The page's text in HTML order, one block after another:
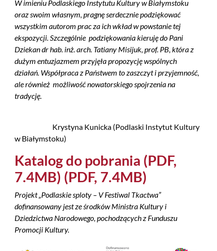
W imieniu Podlaskiego Instytutu Kultury w Białymstoku
oraz swoim własnym, pragnę serdecznie podziękować
wszystkim autorom prac za ich wkład w powstanie tej
ekspozycji. Szczególnie podziękowania kieruję do Pani
Dziekan dr hab. inż. arch. Tatiany Misijuk, prof. PB, która z
dużym entuzjazmem przyjęła propozycję wspólnych
działań. Współpraca z Państwem to zaszczyt i przyjemność,
ale również możliwość nowatorskiego spojrzenia na
tradycję.
Krystyna Kunicka (Podlaski Instytut Kultury
w Białymstoku)
Katalog do pobrania (PDF,
7.4MB) (PDF, 7.4MB)
Projekt „Podlaskie sploty – V Festiwal Tkactwa”
dofinansowany jest ze środków Ministra Kultury i
Dziedzictwa Narodowego, pochodzących z Funduszu
Promocji Kultury.